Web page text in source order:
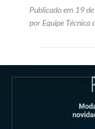
Publicado em 19
por Equipe Técnica